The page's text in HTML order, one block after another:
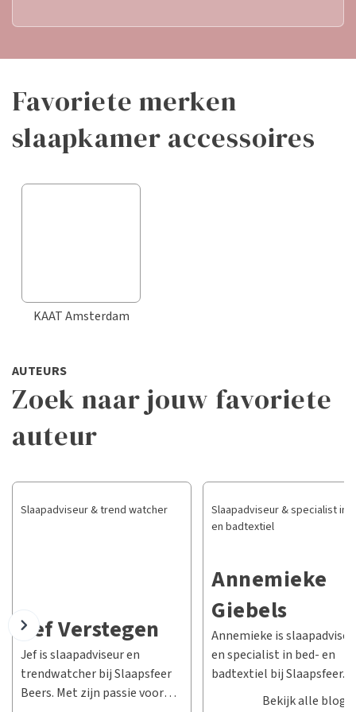
favoriete merken
slaapkamer accessoires
KAAT Amsterdam
AUTEURS
Zoek naar jouw favoriete
auteur
Slaapadviseur & trend watcher
Jef Verstegen
Jef is slaapadviseur en
trendwatcher bij Slaapsfeer
Beers. Met zijn passie voor
Slaapadviseur & specialist in
en badtextiel
Annemieke
Giebels
Annemieke is
en specialist in bed- en
badtextiel bij Slaapsfeer.
passie is het creëren van
Bekijk alle blogs